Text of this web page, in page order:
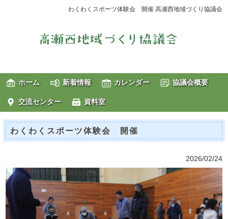
わくわくスポーツ体験会 開催 高瀬西地域づくり協議会
ホーム 新着情報 カレンダー 協議会概要
交流センター 資料室
わくわくスポーツ体験会 開催
2026/02/24